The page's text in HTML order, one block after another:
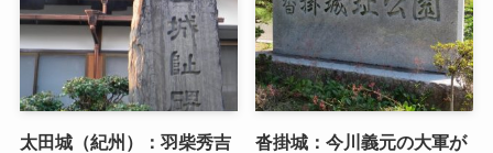
太田城（紀州）：羽柴秀吉
沓掛城：今川義元の大軍が